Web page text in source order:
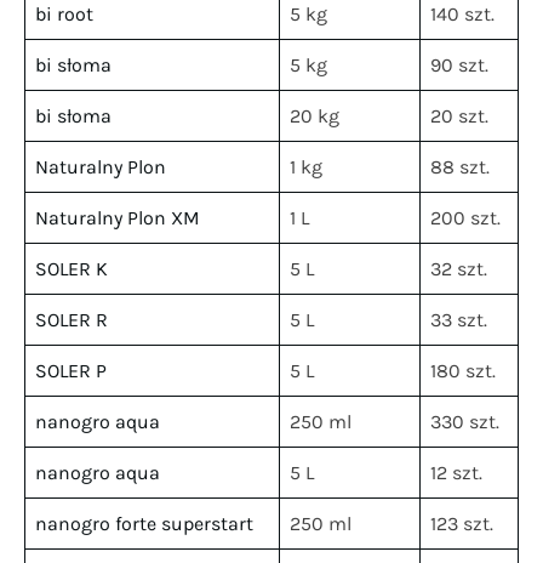
bi root 5 kg 140 szt.
bi słoma 5 kg 90 szt.
bi słoma 20 kg 20 szt.
Naturalny Plon 1 kg 88 szt.
Naturalny Plon XM 1 L 200 szt.
SOLER K 5 L 32 szt.
SOLER R 5 L 33 szt.
SOLER P 5 L 180 szt.
nanogro aqua 250 ml 330 szt.
nanogro aqua 5 L 12 szt.
nanogro forte superstart 250 ml 123 szt.